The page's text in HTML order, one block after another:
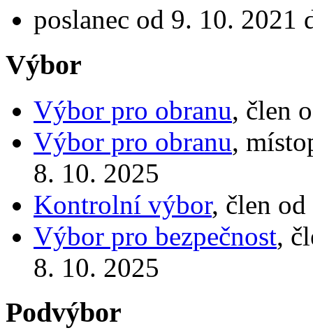
poslanec od 9. 10. 2021
Výbor
Výbor pro obranu, člen
Výbor pro obranu,
8. 10. 2025
Kontrolní výbor, člen
Výbor pro bezpečnost,
8. 10. 2025
Podvýbor